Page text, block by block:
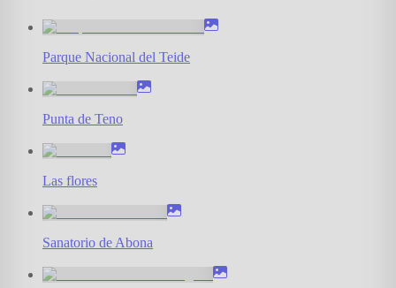
Parque Nacional del Teide
Punta de Teno
Las flores
Sanatorio de Abona